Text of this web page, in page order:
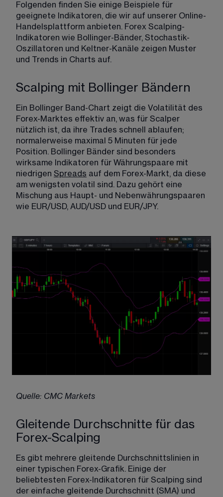
Folgenden finden Sie einige Beispiele für
geeignete Indikatoren, die wir auf unserer Online-
Handelsplattform anbieten. Forex Scalping-
Indikatoren wie Bollinger-Bänder, Stochastik-
Oszillatoren und Keltner-Kanäle zeigen Muster
und Trends in Charts auf. ​
Scalping mit Bollinger Bändern
Ein Bollinger Band-Chart zeigt die Volatilität des
Forex-Marktes effektiv an, was für Scalper
nützlich ist, da ihre Trades schnell ablaufen;
normalerweise maximal 5 Minuten für jede
Position. Bollinger Bänder sind besonders
wirksame Indikatoren für Währungspaare mit
niedrigen Spreads auf dem Forex-Markt, da diese
am wenigsten volatil sind. Dazu gehört eine
Mischung aus Haupt- und Nebenwährungspaaren
wie EUR/USD, AUD/USD und EUR/JPY.
Quelle: CMC Markets
Gleitende Durchschnitte für das
Forex-Scalping
Es gibt mehrere gleitende Durchschnittslinien in
einer typischen Forex-Grafik. Einige der
beliebtesten Forex-Indikatoren für Scalping sind
der einfache gleitende Durchschnitt (SMA) und